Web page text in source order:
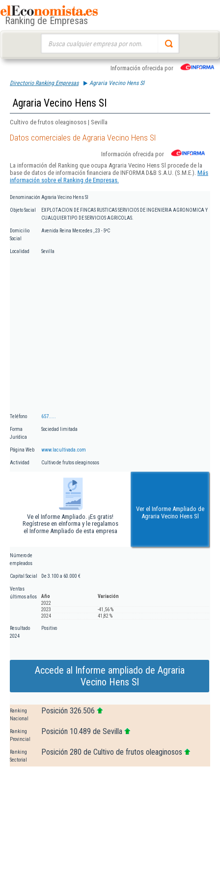
Ranking de Empresas
Información ofrecida por
Directorio Ranking Empresas Agraria Vecino Hens Sl
Agraria Vecino Hens Sl
Cultivo de frutos oleaginosos | Sevilla
Datos comerciales de Agraria Vecino Hens Sl
Información ofrecida por
La información del Ranking que ocupa Agraria Vecino Hens Sl procede de la
base de datos de información financiera de INFORMA D&B S.A.U. (S.M.E.). Más
información sobre el Ranking de Empresas.
Denominación Agraria Vecino Hens Sl
Objeto Social
EXPLOTACION DE FINCAS RUSTICAS SERVICIOS DE INGENIERIA AGRONOMICA Y
CUALQUIER TIPO DE SERVICIOS AGRICOLAS.
Domicilio
Social
Avenida Reina Mercedes , 23 - 5ºC
Localidad Sevilla
Teléfono 657.....
Forma
Jurídica
Sociedad limitada
Página Web www.lacultivada.com
Actividad Cultivo de frutos oleaginosos
Ve el Informe Ampliado. ¡Es gratis!
Regístrese en eInforma y le regalamos
el Informe Ampliado de esta empresa
Ver el Informe Ampliado de
Agraria Vecino Hens Sl
Número de
empleados
Capital Social De 3.100 a 60.000 €
Ventas
últimos años
Año
Variación
2022
2023
-41,56 %
2024
41,82 %
Resultado
2024
Positivo
Accede al Informe ampliado de Agraria
Vecino Hens Sl
Ranking
Nacional
Posición 326.506
Ranking
Provincial
Posición 10.489 de Sevilla
Ranking
Sectorial
Posición 280 de Cultivo de frutos oleaginosos